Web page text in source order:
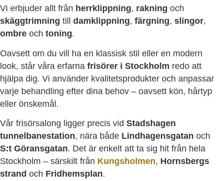
Vi erbjuder allt från herrklippning, rakning och
skäggtrimning till damklippning, färgning, slingor,
ombre och toning.
Oavsett om du vill ha en klassisk stil eller en modern
look, står våra erfarna frisörer i Stockholm redo att
hjälpa dig. Vi använder kvalitetsprodukter och anpassar
varje behandling efter dina behov – oavsett kön, hårtyp
eller önskemål.
Vår frisörsalong ligger precis vid Stadshagen
tunnelbanestation, nära både Lindhagensgatan och
S:t Göransgatan. Det är enkelt att ta sig hit från hela
Stockholm – särskilt från Kungsholmen, Hornsbergs
strand och Fridhemsplan.